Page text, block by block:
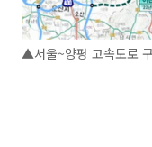
▲서울~양평 고속도로